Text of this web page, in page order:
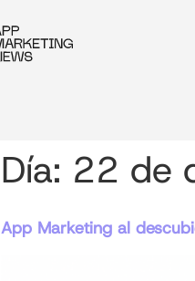
Día: 22 de
App Marketing al